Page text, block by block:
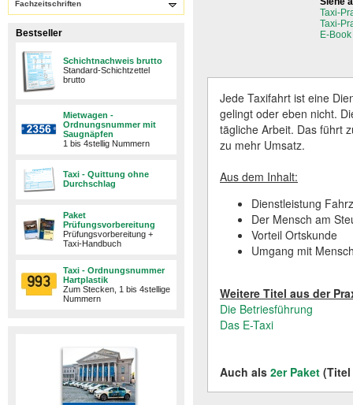
Fachzeitschriften
Bestseller
Schichtnachweis brutto
Standard-Schichtzettel
brutto
Mietwagen -
Ordnungsnummer mit
Saugnäpfen
1 bis 4stellig Nummern
Taxi - Quittung ohne
Durchschlag
Paket
Prüfungsvorbereitung
Prüfungsvorbereitung +
Taxi-Handbuch
Taxi - Ordnungsnummer
Hartplastik
Zum Stecken, 1 bis 4stellige
Nummern
Taxi-
Taxi-
E-
Jede Taxifahrt ist eine
gelingt oder eben nicht.
tägliche Arbeit. Das führt
zu mehr Umsatz.
Aus dem Inhalt:
Dienstleistung
Der Mensch am
Vorteil Ortskunde
Umgang mit
Weitere Titel aus der
Die Betriesführung
Das E-Taxi
Auch als 2er Paket